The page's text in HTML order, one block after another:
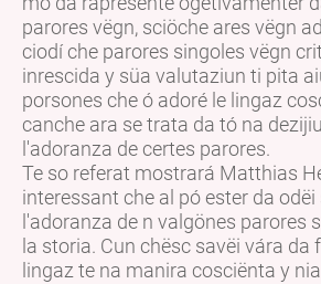
parores vëgn, sciöche ares vëgn
ciodí che parores singoles vëgn
inrescida y süa valutaziun ti pita
porsones che ó adoré le lingaz
canche ara se trata da tó na
l'adoranza de certes parores.
Te so referat mostrará Matthias
interessant che al pó ester da
l'adoranza de n valgönes parores
la storia. Cun chësc savëi vára da
lingaz te na manira cosciënta y